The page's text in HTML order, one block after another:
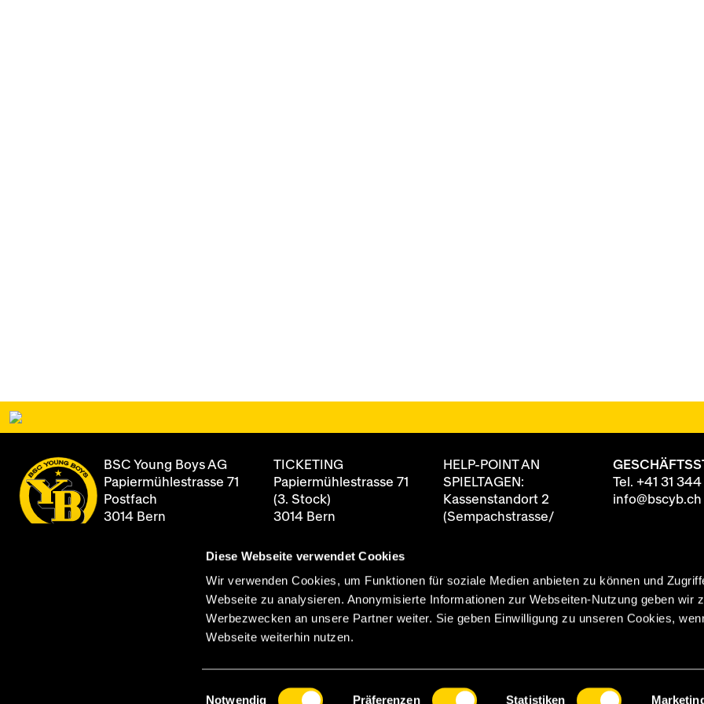
Diese Webseite verwendet Cookies
Wir verwenden Cookies, um Funktionen für soziale Medien anbieten zu können und
Webseite zu analysieren. Anonymisierte Informationen zur Webseiten-Nutzung geben wir
Werbezwecken an unsere Partner weiter. Sie geben Einwilligung zu unseren Cookies,
Webseite weiterhin nutzen.
Einwilligungsauswahl
Notwendig Präferenzen Statistiken
BSC Young Boys AG
Papiermühlestrasse 71
Postfach
3014 Bern
TICKETING
Papiermühlestrasse 71
(3. Stock)
3014 Bern
+41 31 344 88 88
Öffnungszeiten
Montag - Freitag
08:00 - 12:00 Uhr
13:00 - 17:00 Uhr
HELP-POINT AN
SPIELTAGEN:
Kassenstandort 2
(Sempachstrasse/
90 Minuten vor
Tel. +41 31
info@bscyb.ch